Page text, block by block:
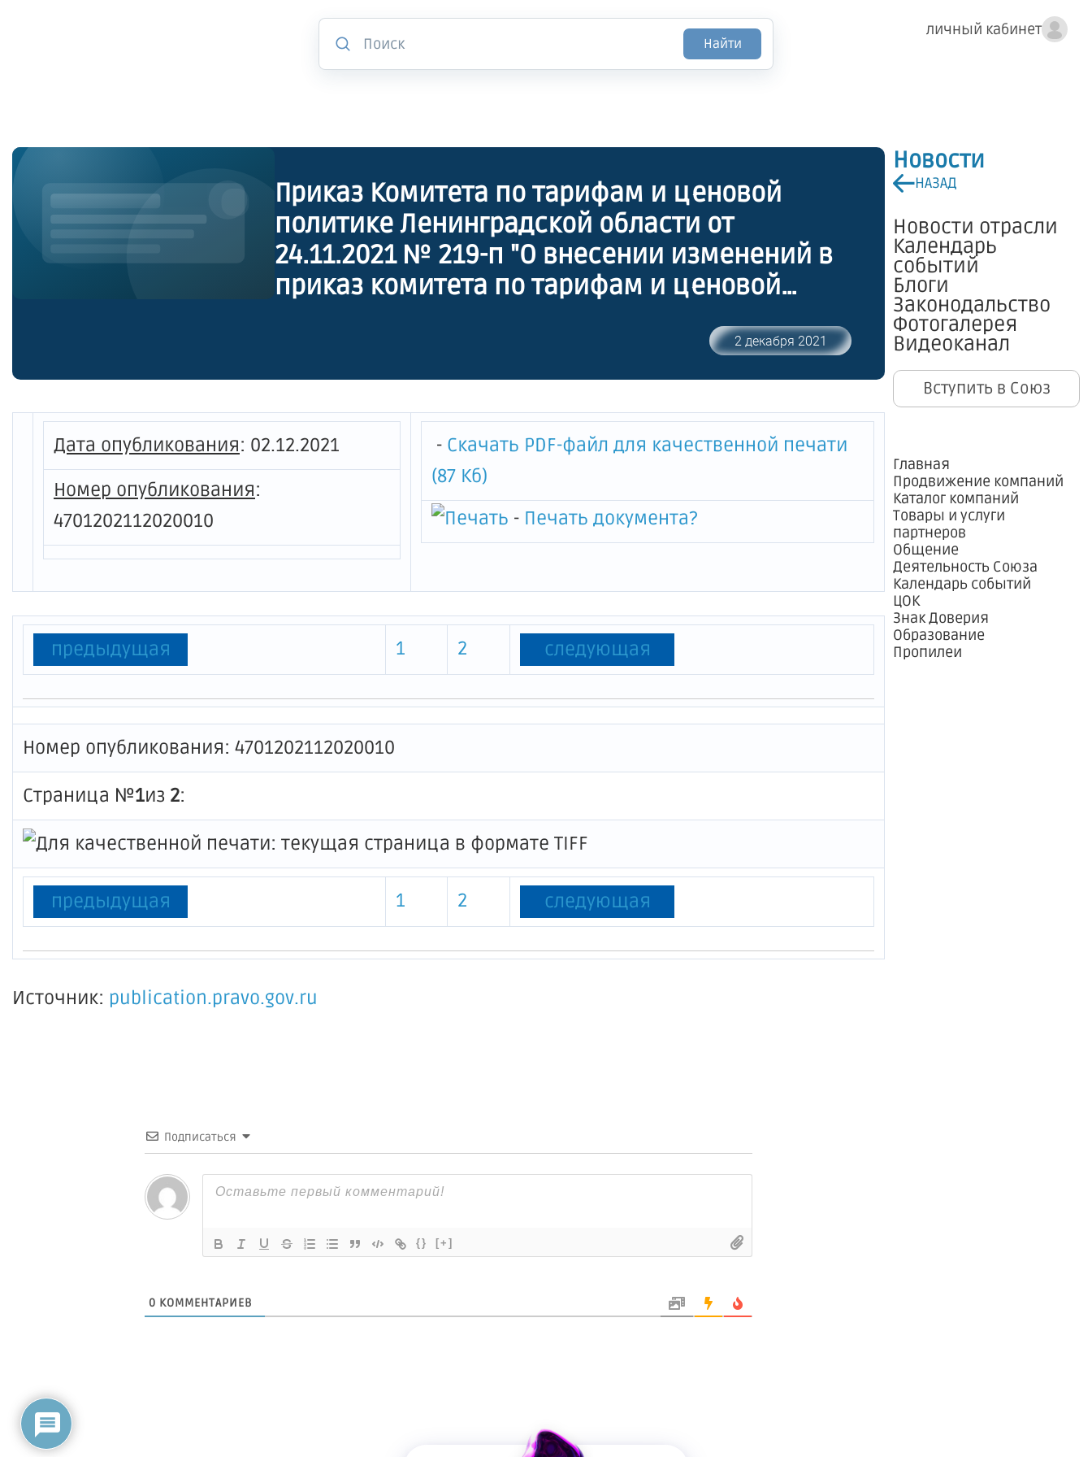
личный кабинет
Найти
Новости
НАЗАД
Новости отрасли
Календарь
событий
Блоги
Законодальство
Фотогалерея
Видеоканал
Вступить в Союз
Главная
Продвижение компаний
Каталог компаний
Товары и услуги
партнеров
Общение
Деятельность Союза
Календарь событий
ЦОК
Знак Доверия
Образование
Пропилеи
Приказ Комитета по тарифам и ценовой
политике Ленинградской области от
24.11.2021 № 219-п "О внесении изменений в
приказ комитета по тарифам и ценовой
ноября 2018 года № 184-п "Об установлении
тарифов на питьевую воду закрытого
акционерного общества "Завод
ВНИИЗЕММАШ на 2019-2023 годы"
2 декабря 2021
Дата опубликования: 02.12.2021
Номер опубликования:
4701202112020010
- Скачать PDF-файл для качественной печати
(87 Кб)
- Печать документа?
предыдущая 1 2 следующая
Номер опубликования: 4701202112020010
Страница №1из 2:
предыдущая 1 2 следующая
Источник: publication.pravo.gov.ru
Подписаться
{} [+]
0 КОММЕНТАРИЕВ